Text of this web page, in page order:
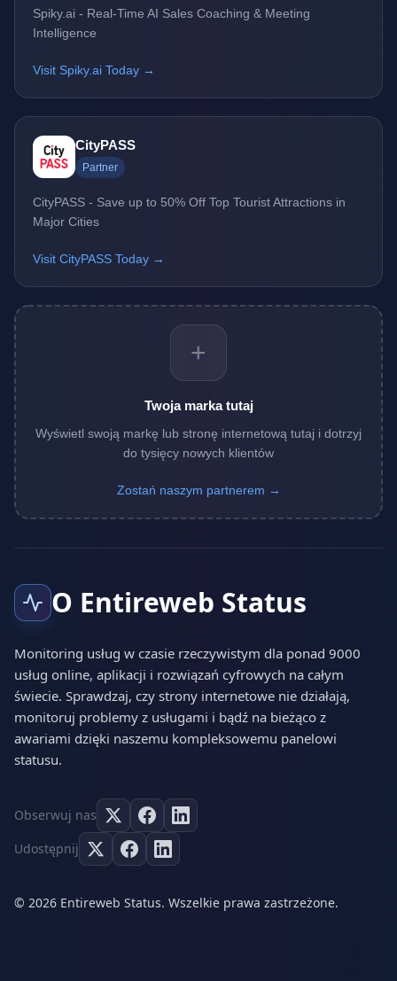
Spiky.ai - Real-Time AI Sales Coaching & Meeting
Intelligence
Visit Spiky.ai Today →
CityPASS
Partner
CityPASS - Save up to 50% Off Top Tourist Attractions in
Major Cities
Visit CityPASS Today →
+
Twoja marka tutaj
Wyświetl swoją markę lub stronę internetową tutaj i dotrzyj
do tysięcy nowych klientów
Zostań naszym partnerem →
O Entireweb Status
Monitoring usług w czasie rzeczywistym dla ponad 9000
usług online, aplikacji i rozwiązań cyfrowych na całym
świecie. Sprawdzaj, czy strony internetowe nie działają,
monitoruj problemy z usługami i bądź na bieżąco z
awariami dzięki naszemu kompleksowemu panelowi
statusu.
Obserwuj nas
Udostępnij
© 2026 Entireweb Status. Wszelkie prawa zastrzeżone.